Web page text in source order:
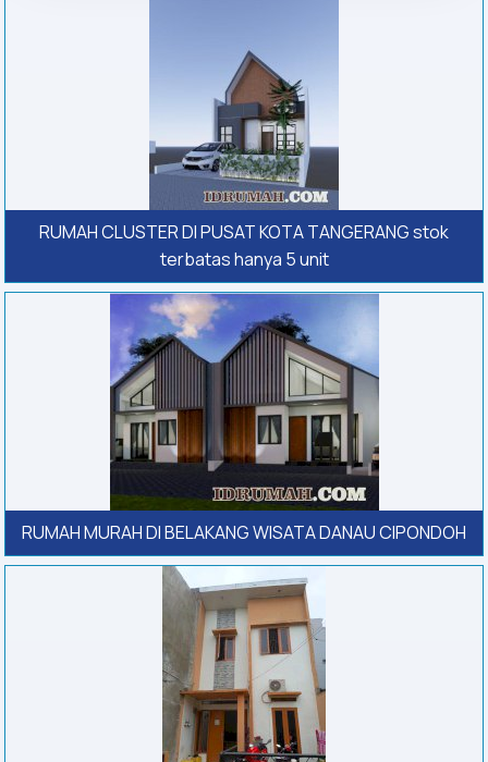
RUMAH CLUSTER DI PUSAT KOTA TANGERANG stok
terbatas hanya 5 unit
RUMAH MURAH DI BELAKANG WISATA DANAU CIPONDOH